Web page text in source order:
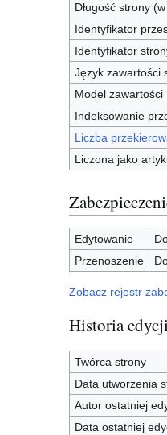
Długość strony
Identyfikator
Identyfikator
Język zawartości
Model zawartości
Indeksowanie
Liczba
Liczona jako
Edytowanie
Przenoszenie
Zobacz rejestr
Historia
Twórca strony
Data utworzenia
Autor ostatniej
Data ostatniej